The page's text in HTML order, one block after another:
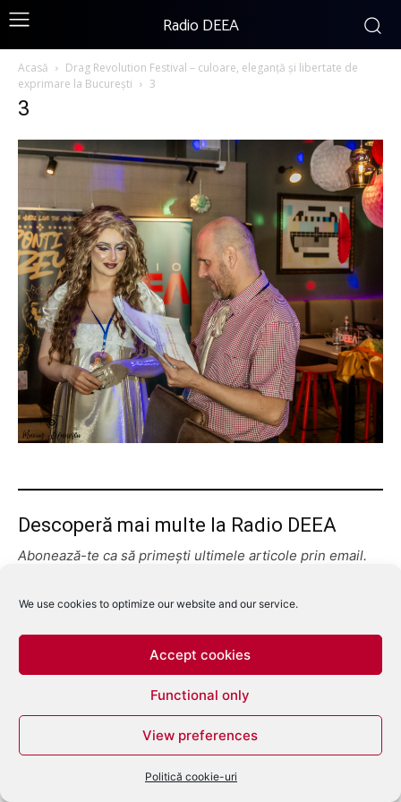
We use cookies to optimize our website and our service.
Accept cookies
Functional only
View preferences
Politică cookie-uri
Radio DEEA
Acasă
Drag Revolution Festival – culoare, eleganță și libertate de
exprimare la București
3
3
Descoperă mai multe la Radio DEEA
Abonează-te ca să primești ultimele articole prin email.